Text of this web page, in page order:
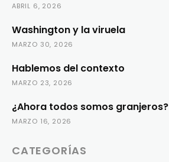
ABRIL 6, 2026
Washington y la viruela
MARZO 30, 2026
Hablemos del contexto
MARZO 23, 2026
¿Ahora todos somos granjeros?
MARZO 16, 2026
CATEGORÍAS